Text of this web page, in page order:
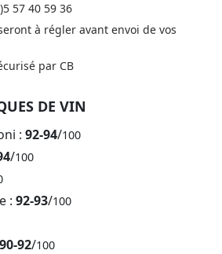
57 40 59 36
à régler avant envoi de vos
par CB
DE VIN
: 92-94/100
/100
: 92-93/100
90-92/100